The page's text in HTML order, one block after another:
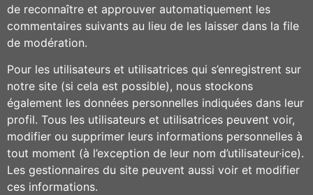
de reconnaître et approuver automatiquement les
commentaires suivants au lieu de les laisser dans la file
de modération.
Pour les utilisateurs et utilisatrices qui s’enregistrent sur
notre site (si cela est possible), nous stockons
également les données personnelles indiquées dans leur
profil. Tous les utilisateurs et utilisatrices peuvent voir,
modifier ou supprimer leurs informations personnelles à
tout moment (à l’exception de leur nom d’utilisateur·ice).
Les gestionnaires du site peuvent aussi voir et modifier
ces informations.